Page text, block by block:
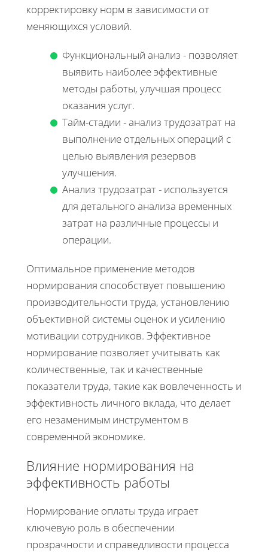
корректировку норм в зависимости от
меняющихся условий.
Функциональный анализ - позволяет
выявить наиболее эффективные
методы работы, улучшая процесс
оказания услуг.
Тайм-стадии - анализ трудозатрат на
выполнение отдельных операций с
целью выявления резервов
улучшения.
Анализ трудозатрат - используется
для детального анализа временных
затрат на различные процессы и
операции.
Оптимальное применение методов
нормирования способствует повышению
производительности труда, установлению
объективной системы оценок и усилению
мотивации сотрудников. Эффективное
нормирование позволяет учитывать как
количественные, так и качественные
показатели труда, такие как вовлеченность и
эффективность личного вклада, что делает
его незаменимым инструментом в
современной экономике.
Влияние нормирования на
эффективность работы
Нормирование оплаты труда играет
ключевую роль в обеспечении
прозрачности и справедливости процесса